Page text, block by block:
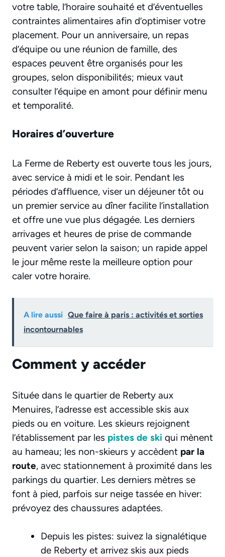
votre table, l’horaire souhaité et d’éventuelles
contraintes alimentaires afin d’optimiser votre
placement. Pour un anniversaire, un repas
d’équipe ou une réunion de famille, des
espaces peuvent être organisés pour les
groupes, selon disponibilités; mieux vaut
consulter l’équipe en amont pour définir menu
et temporalité.
Horaires d’ouverture
La Ferme de Reberty est ouverte tous les jours,
avec service à midi et le soir. Pendant les
périodes d’affluence, viser un déjeuner tôt ou
un premier service au dîner facilite l’installation
et offre une vue plus dégagée. Les derniers
arrivages et heures de prise de commande
peuvent varier selon la saison; un rapide appel
le jour même reste la meilleure option pour
caler votre horaire.
A lire aussi Que faire à paris : activités et sorties
incontournables
Comment y accéder
Située dans le quartier de Reberty aux
Menuires, l’adresse est accessible skis aux
pieds ou en voiture. Les skieurs rejoignent
l’établissement par les pistes de ski qui mènent
au hameau; les non-skieurs y accèdent par la
route, avec stationnement à proximité dans les
parkings du quartier. Les derniers mètres se
font à pied, parfois sur neige tassée en hiver:
prévoyez des chaussures adaptées.
Depuis les pistes: suivez la signalétique
de Reberty et arrivez skis aux pieds